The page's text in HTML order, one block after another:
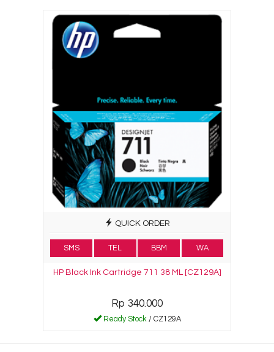
QUICK ORDER
SMS TEL BBM WA
HP Black Ink Cartridge 711 38 ML [CZ129A]
Rp 340.000
Ready Stock/ CZ129A